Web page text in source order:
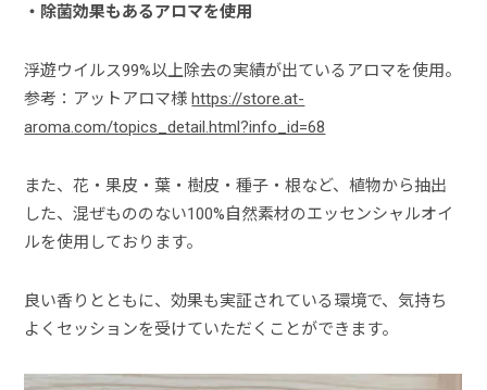
・除菌効果もあるアロマを使用
浮遊ウイルス99%以上除去の実績が出ているアロマを使用。
参考：アットアロマ様https://store.at-
aroma.com/topics_detail.html?info_id=68
また、花・果皮・葉・樹皮・種子・根など、植物から抽出
した、混ぜもののない100%自然素材のエッセンシャルオイ
ルを使用しております。
良い香りとともに、効果も実証されている環境で、気持ち
よくセッションを受けていただくことができます。